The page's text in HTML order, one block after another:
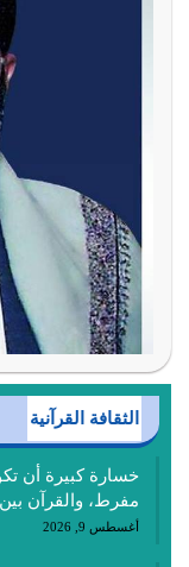
الثقافة القرآنية
خسارة كبيرة أن
مفرط، والقرآن بين
أغسطس 9, 2026